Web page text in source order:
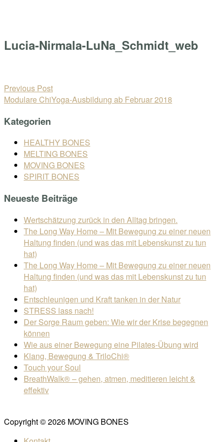
Lucia-Nirmala-LuNa_Schmidt_web
Beitragsnavigation
Previous Post
Modulare ChiYoga-Ausbildung ab Februar 2018
Kategorien
HEALTHY BONES
MELTING BONES
MOVING BONES
SPIRIT BONES
Neueste Beiträge
Wertschätzung zurück in den Alltag bringen.
The Long Way Home – Mit Bewegung zu einer neuen
Haltung finden (und was das mit Lebenskunst zu tun
hat)
The Long Way Home – Mit Bewegung zu einer neuen
Haltung finden (und was das mit Lebenskunst zu tun
hat)
Entschleunigen und Kraft tanken in der Natur
STRESS lass nach!
Der Sorge Raum geben: Wie wir der Krise begegnen
können
Wie aus einer Bewegung eine Pilates-Übung wird
Klang, Bewegung & TriloChi®
Touch your Soul
BreathWalk® – gehen, atmen, meditieren leicht &
effektiv
Copyright © 2026 MOVING BONES